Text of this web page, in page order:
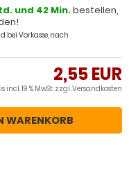
und 42 Min.bestellen,
bei Vorkasse, nach
2,55 EUR
incl. 19 % MwSt. zzgl.Versandkosten
WARENKORB